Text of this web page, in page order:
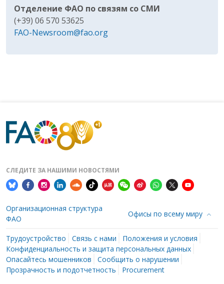
Отделение ФАО по связям со СМИ
(+39) 06 570 53625
FAO-Newsroom@fao.org
СЛЕДИТЕ ЗА НАШИМИ НОВОСТЯМИ
Организационная структура
ФАО
Офисы по всему миру
Трудоустройство Связь с нами
Положения и условия
Конфиденциальность и защита персональных данных
Опасайтесь мошенников
Сообщить о нарушении
Прозрачность и подотчетность
Procurement